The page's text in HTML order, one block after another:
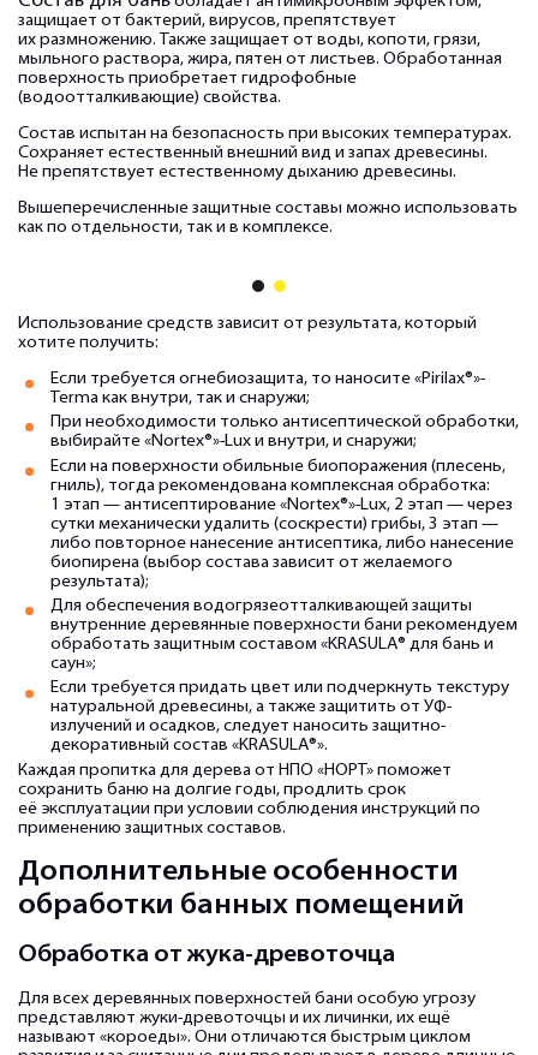
защищает от бактерий, вирусов, препятствует
их размножению. Также защищает от воды, копоти, грязи,
мыльного раствора, жира, пятен от листьев. Обработанная
поверхность приобретает гидрофобные
(водоотталкивающие) свойства.
Состав испытан на безопасность при высоких температурах.
Сохраняет естественный внешний вид и запах древесины.
Не препятствует естественному дыханию древесины.
Вышеперечисленные защитные составы можно использовать
как по отдельности, так и в комплексе.
1 2
Использование средств зависит от результата, который
хотите получить:
Если требуется огнебиозащита, то наносите «Pirilax®»-
Terma как внутри, так и снаружи;
При необходимости только антисептической обработки,
выбирайте «Nortex®»-Lux и внутри, и снаружи;
Если на поверхности обильные биопоражения (плесень,
гниль), тогда рекомендована комплексная обработка:
1 этап — антисептирование «Nortex®»-Lux, 2 этап — через
сутки механически удалить (соскрести) грибы, 3 этап —
либо повторное нанесение антисептика, либо нанесение
биопирена (выбор состава зависит от желаемого
результата);
Для обеспечения водогрязеотталкивающей защиты
внутренние деревянные поверхности бани рекомендуем
обработать защитным составом «KRASULA® для бань и
саун»;
Если требуется придать цвет или подчеркнуть текстуру
натуральной древесины, а также защитить от УФ-
излучений и осадков, следует наносить защитно-
декоративный состав «KRASULA®».
Каждая пропитка для дерева от НПО «НОРТ» поможет
сохранить баню на долгие годы, продлить срок
её эксплуатации при условии соблюдения инструкций по
применению защитных составов.
Дополнительные особенности
обработки банных помещений
Обработка от жука-древоточца
Для всех деревянных поверхностей бани особую угрозу
представляют жуки-древоточцы и их личинки, их ещё
называют «короеды». Они отличаются быстрым циклом